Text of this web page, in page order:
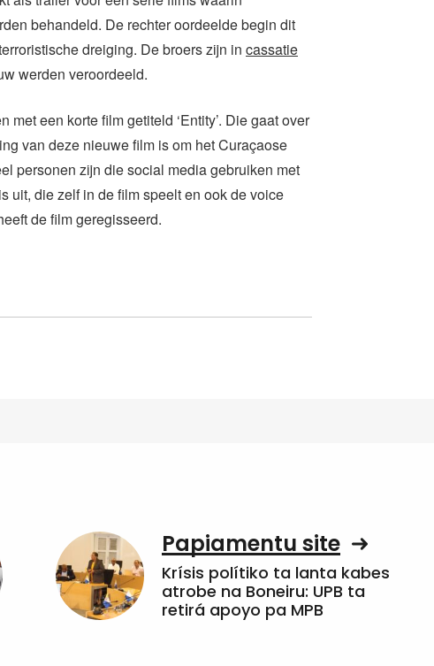
behandeld. De rechter oordeelde begin dit
dreiging. De broers zijn in cassatie
werden veroordeeld.
een korte film getiteld ‘Entity’. Die gaat over
van deze nieuwe film is om het Curaçaose
personen zijn die social media gebruiken met
uit, die zelf in de film speelt en ook de voice
de film geregisseerd.
Papiamentu site
Krísis polítiko ta lanta kabes
atrobe na Boneiru: UPB ta
retirá apoyo pa MPB